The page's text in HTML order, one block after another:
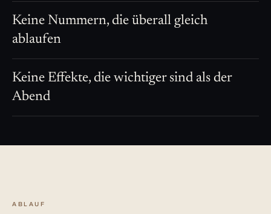
Keine Nummern, die überall gleich
ablaufen
Keine Effekte, die wichtiger sind als der
Abend
ABLAUF